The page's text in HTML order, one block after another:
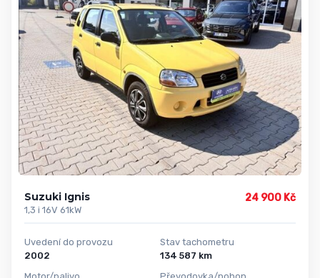
Suzuki Ignis
1,3 i 16V 61kW
24 900 Kč
Uvedení do provozu
2002
Stav tachometru
134 587 km